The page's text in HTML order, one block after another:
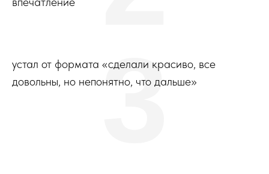
устал от формата «сделали красиво, все
довольны, но непонятно, что дальше»
3